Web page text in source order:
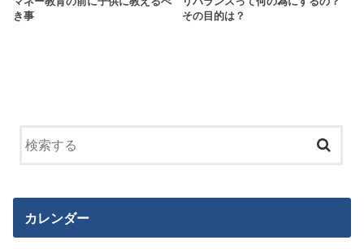
き事
その目的は？
カレンダー